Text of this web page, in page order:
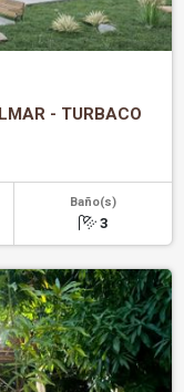
- TURBACO
Baño(s)
3